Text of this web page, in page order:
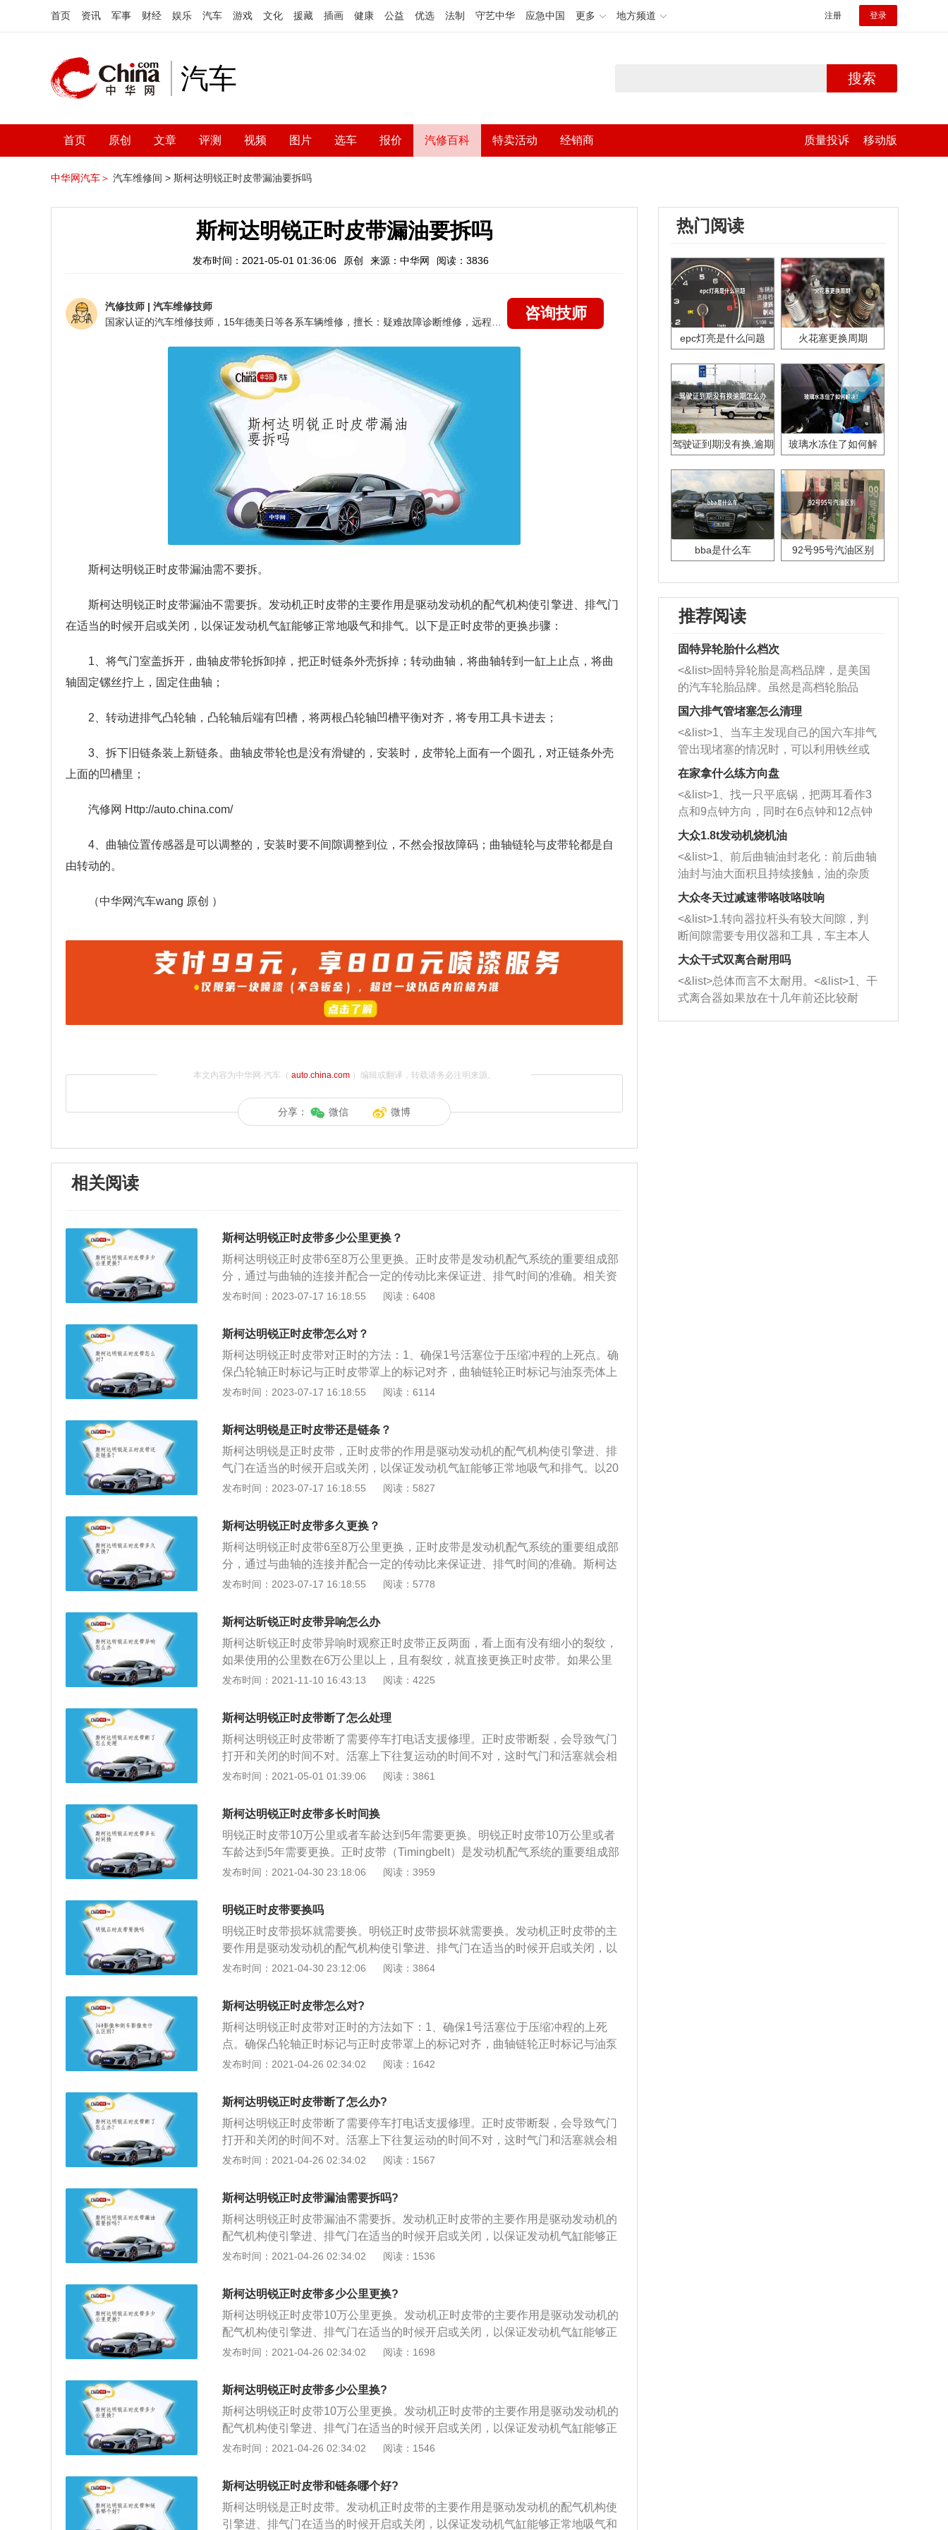
首页 资讯 军事 财经 娱乐 汽车 游戏 文化 援藏 插画 健康 公益 优选 法制 守艺中华 应急中国 更多 地方频道 注册 登录
汽车 搜索
首页 原创 文章 评测 视频 图片 选车 报价 汽修百科 特卖活动 经销商 质量投诉 移动版
中华网汽车＞ 汽车维修间 > 斯柯达明锐正时皮带漏油要拆吗
斯柯达明锐正时皮带漏油要拆吗
发布时间：2021-05-01 01:36:06 原创 来源：中华网 阅读：3836
汽修技师 | 汽车维修技师
咨询技师
斯柯达明锐正时皮带漏油需不要拆。
斯柯达明锐正时皮带漏油不需要拆。发动机正时皮带的主要作用是驱动发动机的配气机构使引擎进、排气门
在适当的时候开启或关闭，以保证发动机气缸能够正常地吸气和排气。以下是正时皮带的更换步骤：
1、将气门室盖拆开，曲轴皮带轮拆卸掉，把正时链条外壳拆掉；转动曲轴，将曲轴转到一缸上止点，将曲
轴固定镙丝拧上，固定住曲轴；
2、转动进排气凸轮轴，凸轮轴后端有凹槽，将两根凸轮轴凹槽平衡对齐，将专用工具卡进去；
3、拆下旧链条装上新链条。曲轴皮带轮也是没有滑键的，安装时，皮带轮上面有一个圆孔，对正链条外壳
上面的凹槽里；
汽修网 Http://auto.china.com/
4、曲轴位置传感器是可以调整的，安装时要不间隙调整到位，不然会报故障码；曲轴链轮与皮带轮都是自
由转动的。
（中华网汽车wang 原创 ）
本文内容为中华网·汽车（ auto.china.com）编辑或翻译，转载请务必注明来源。
分享： 微信 微博
相关阅读
斯柯达明锐正时皮带多少公里更换？
斯柯达明锐正时皮带6至8万公里更换。正时皮带是发动机配气系统的重要组成部
分，通过与曲轴的连接并配合一定的传动比来保证进、排气时间的准确。相关资
料如下：1、斯柯达明锐搭载1.5L自然吸气发动机，最大马力是113ps，最大功率
前悬架使用麦弗逊式独立悬架，后悬架使用扭力梁式非独立悬架，长宽高分别为
4675mm、1814mm、1460mm，轴距为2686mm。
发布时间：2023-07-17 16:18:55 阅读：6408
斯柯达明锐正时皮带怎么对？
斯柯达明锐正时皮带对正时的方法：1、确保1号活塞位于压缩冲程的上死点。确
保凸轮轴正时标记与正时皮带罩上的标记对齐，曲轴链轮正时标记与油泵壳体上
的标记对齐。2、将正时皮带到安装曲轴链轮上，然后经由左侧凸轮轴链轮到右
后面读出。3、松开正时皮带张紧器螺母。举升并支撑汽车。安装中间正时皮带
罩，确保曲轴传感器线束正确布线。4、顺时针转动曲轴大约2圈，直到曲轴减振
器上的黄色标记与下部正时皮带罩上的“0”标记对齐。拆下下部正时皮带罩上的塑
料检修门。拧紧正时皮带张紧器螺母到规范值。5、顺时针转动曲轴60度，直到
曲轴减振器上的白色标记与下部正时皮带罩上的“0”标记对齐。确保凸轮轴正时标
发布时间：2023-07-17 16:18:55 阅读：6114
斯柯达明锐是正时皮带还是链条？
斯柯达明锐是正时皮带，正时皮带的作用是驱动发动机的配气机构使引擎进、排
气门在适当的时候开启或关闭，以保证发动机气缸能够正常地吸气和排气。以20
20款斯柯达明锐为例，其车身尺寸是：长4675mm、宽1814mm、高1460mm，
机，最大功率是85kw，最大扭矩是200nm，与其匹配的是7挡双离合变速箱。
发布时间：2023-07-17 16:18:55 阅读：5827
斯柯达明锐正时皮带多久更换？
斯柯达明锐正时皮带6至8万公里更换，正时皮带是发动机配气系统的重要组成部
分，通过与曲轴的连接并配合一定的传动比来保证进、排气时间的准确。斯柯达
明锐搭载1.5l自然吸气发动机，最大马力是113ps，最大功率是83kw，最大扭矩
立悬架，后悬架使用扭力梁式非独立悬架，长宽高分别为4675mm、1814mm、1
460mm，轴距为2686mm。
发布时间：2023-07-17 16:18:55 阅读：5778
斯柯达昕锐正时皮带异响怎么办
斯柯达昕锐正时皮带异响时观察正时皮带正反两面，看上面有没有细小的裂纹，
如果使用的公里数在6万公里以上，且有裂纹，就直接更换正时皮带。如果公里
数很少，皮带没有开裂的现象，则调整皮带张紧轮以调紧皮带如果发现正时皮带
响声。打开正时皮带外面的盖子，露出正是皮带，往上面浇点水，如是响声消失
或减小很多，那就可以确认是正时皮带响，观察正时皮带正反两面，看上面有没
有细小的裂纹，如果使用的公里数在6万公里以上，且有裂纹，就直接更换正时
皮带。如果公里数很少，皮带没有开裂的现象，则调整皮带张紧轮以调紧皮带。
如果往皮带上淋水响声还是依旧，那就很大程度上不是皮带响。这时就应该拆下
承的，比较容易损坏发出噪声。把有问题的轮子换掉即可。
发布时间：2021-11-10 16:43:13 阅读：4225
斯柯达明锐正时皮带断了怎么处理
斯柯达明锐正时皮带断了需要停车打电话支援修理。正时皮带断裂，会导致气门
打开和关闭的时间不对。活塞上下往复运动的时间不对，这时气门和活塞就会相
互撞击，导致气门和活塞损坏。这时发动机就无法工作，就需要大修发动机了。
缆；2、拆开交流发电机的电线插头，然后从汽缸盖上拆下发动机线束，拆下汽
缸盖罩，拆下正时皮带上罩；3、逆时针转动曲轴皮带轮，检查皮带是否有裂纹
或有机油、冷却液的污渍，如有应彻底清除。检查皮带齿形有无磨损，必要时予
以更换。中华网汽车/auto.china.com
发布时间：2021-05-01 01:39:06 阅读：3861
斯柯达明锐正时皮带多长时间换
明锐正时皮带10万公里或者车龄达到5年需要更换。明锐正时皮带10万公里或者
车龄达到5年需要更换。正时皮带（Timingbelt）是发动机配气系统的重要组成部
分，通过与曲轴的连接并配合一定的传动比来保证进、排气时间的准确。正时皮
将曲轴正时齿轮记号与前盖记号对准；3、将正时皮带依次装如曲轴正时齿轮、
水泵皮带轮、惰轮、凸轮轴正时齿轮和滑轮皮带轮；汽修网Http://auto.china.co
m/4、拧松滑轮安装螺栓1/4—1/2圈，将自动张紧器推杆压缩到最低位置用钢真插
如孔内，用卡环钳调整滑轮，逆时针旋转使滑轮两调整孔与地面平行，锁紧固定
螺栓，拔出钢针；5、顺时针旋转曲轴2圈，检查正时记号是否正确对准；6、转
机皮带；8、着车检查发动机有无异常。（中华网汽车wang原创）
发布时间：2021-04-30 23:18:06 阅读：3959
明锐正时皮带要换吗
明锐正时皮带损坏就需要换。明锐正时皮带损坏就需要换。发动机正时皮带的主
要作用是驱动发动机的配气机构使引擎进、排气门在适当的时候开启或关闭，以
保证发动机气缸能够正常地吸气和排气。以下是正时皮带的更换步骤：1、将气
一缸上止点，将曲轴固定镙丝拧上，固定住曲轴；2、转动进排气凸轮轴，凸轮
轴后端有凹槽，将两根凸轮轴凹槽平衡对齐，将专用工具卡进去；3、拆下旧链
条装上新链条。曲轴皮带轮也是没有滑键的，安装时，皮带轮上面有一个圆孔，
对正链条外壳上面的凹槽里；4、曲轴位置传感器是可以调整的，安装时要不间
隙调整到位，不然会报故障码；曲轴链轮与皮带轮都是自由转动的。
发布时间：2021-04-30 23:12:06 阅读：3864
斯柯达明锐正时皮带怎么对?
斯柯达明锐正时皮带对正时的方法如下：1、确保1号活塞位于压缩冲程的上死
点。确保凸轮轴正时标记与正时皮带罩上的标记对齐，曲轴链轮正时标记与油泵
壳体上的标记对齐；2、将正时皮带到安装曲轴链轮上，然后经由左侧凸轮轴链
发动机后面读出；3、松开正时皮带张紧器螺母。举升并支撑汽车。安装中间正
时皮带罩，确保曲轴传感器线束正确布线；4、顺时针转动曲轴大约2圈，直到曲
轴减振器上的黄色标记与下部正时皮带罩上的“0”标记对齐。拆下下部正时皮带罩
上的塑料检修门。拧紧正时皮带张紧器螺母到规范值；5、顺时针转动曲轴60
度，直到曲轴减振器上的白色标记与下部正时皮带罩上的“0”标记对齐。确保凸轮
发布时间：2021-04-26 02:34:02 阅读：1642
斯柯达明锐正时皮带断了怎么办?
斯柯达明锐正时皮带断了需要停车打电话支援修理。正时皮带断裂，会导致气门
打开和关闭的时间不对。活塞上下往复运动的时间不对，这时气门和活塞就会相
互撞击，导致气门和活塞损坏。这时发动机就无法工作，就需要大修发动机了。
缆；2、拆开交流发电机的电线插头，然后从汽缸盖上拆下发动机线束，拆下汽
缸盖罩，拆下正时皮带上罩；3、逆时针转动曲轴皮带轮，检查皮带是否有裂纹
或有机油、冷却液的污渍，如有应彻底清除。检查皮带齿形有无磨损，必要时予
以更换。
发布时间：2021-04-26 02:34:02 阅读：1567
斯柯达明锐正时皮带漏油需要拆吗?
斯柯达明锐正时皮带漏油不需要拆。发动机正时皮带的主要作用是驱动发动机的
配气机构使引擎进、排气门在适当的时候开启或关闭，以保证发动机气缸能够正
常地吸气和排气。以下是正时皮带的更换步骤：1、将气门室盖拆开，曲轴皮带
定镙丝拧上，固定住曲轴；2、转动进排气凸轮轴，凸轮轴后端有凹槽，将两根
凸轮轴凹槽平衡对齐，将专用工具卡进去；3、拆下旧链条装上新链条。曲轴皮
带轮也是没有滑键的，安装时，皮带轮上面有一个圆孔，对正链条外壳上面的凹
槽里；4、曲轴位置传感器是可以调整的，安装时要不间隙调整到位，不然会报
故障码；曲轴链轮与皮带轮都是自由转动的。
发布时间：2021-04-26 02:34:02 阅读：1536
斯柯达明锐正时皮带多少公里更换?
斯柯达明锐正时皮带10万公里更换。发动机正时皮带的主要作用是驱动发动机的
配气机构使引擎进、排气门在适当的时候开启或关闭，以保证发动机气缸能够正
常地吸气和排气。以下是正时皮带的更换步骤：1、将气门室盖拆开，曲轴皮带
定镙丝拧上，固定住曲轴；2、转动进排气凸轮轴，凸轮轴后端有凹槽，将两根
凸轮轴凹槽平衡对齐，将专用工具卡进去；3、拆下旧链条装上新链条。曲轴皮
带轮也是没有滑键的，安装时，皮带轮上面有一个圆孔，对正链条外壳上面的凹
槽里；4、曲轴位置传感器是可以调整的，安装时要不间隙调整到位，不然会报
故障码；曲轴链轮与皮带轮都是自由转动的。
发布时间：2021-04-26 02:34:02 阅读：1698
斯柯达明锐正时皮带多少公里换?
斯柯达明锐正时皮带10万公里更换。发动机正时皮带的主要作用是驱动发动机的
配气机构使引擎进、排气门在适当的时候开启或关闭，以保证发动机气缸能够正
常地吸气和排气。以下是正时皮带的更换步骤：1、将气门室盖拆开，曲轴皮带
定镙丝拧上，固定住曲轴；2、转动进排气凸轮轴，凸轮轴后端有凹槽，将两根
凸轮轴凹槽平衡对齐，将专用工具卡进去；3、拆下旧链条装上新链条。曲轴皮
带轮也是没有滑键的，安装时，皮带轮上面有一个圆孔，对正链条外壳上面的凹
发布时间：2021-04-26 02:34:02 阅读：1546
斯柯达明锐正时皮带和链条哪个好?
斯柯达明锐是正时皮带。发动机正时皮带的主要作用是驱动发动机的配气机构使
引擎进、排气门在适当的时候开启或关闭，以保证发动机气缸能够正常地吸气和
热门阅读
epc灯亮是什么问题 火花塞更换周期
驾驶证到期没有换,逾期
玻璃水冻住了如何解
bba是什么车 92号95号汽油区别
推荐阅读
固特异轮胎什么档次
<&list>固特异轮胎是高档品牌，是美国
的汽车轮胎品牌。虽然是高档轮胎品
牌，但是中高低端的轮胎都有生产，这
也是为了更好的开拓市场。
国六排气管堵塞怎么清理
<&list>1、当车主发现自己的国六车排气
管出现堵塞的情况时，可以利用铁丝或
者是细棍，直接将杂物给取出来，如果
堵塞情况比较严重，也可以采取应急措
施。 <&list>2、直接利用木棍将所有的
杂物推到排气管里面的位置处，然后将
三元催化器拆解开，就可以将堵塞的东
西取出来。但如果是因为积碳过多引起
的堵塞，就需要将三元催化器泡在草酸
洗剂对堵塞的情况得到解决，将清洗剂
放在燃油箱中，与燃油混合后，车辆启
动时，就可以和汽油一起进入到燃烧
室，最后形成废气排出，就可以让三元
催化器得到清洗，排气管堵塞的情况就
能够得到解决。
在家拿什么练方向盘
<&list>1、找一只平底锅，把两耳看作3
点和9点钟方向，同时在6点钟和12点钟
方向做一个标记。 <&list>2、双手握住
一圈半的练习，往右同样也要打相同的
圈数。 <&list>3、最后强调要反复练
习，这样就可以形成肌肉记忆，在真实
驾驶车辆时，不需要记忆也能打好方
向。
大众1.8t发动机烧机油
<&list>1、前后曲轴油封老化：前后曲轴
油封与油大面积且持续接触，油的杂质
和发动机内持续温度变化使其密封效果
逐渐减弱，导致渗油或漏油。<&list>2、
活塞间隙过大：积碳会使活塞环与缸体
的间隙扩大，导致机油流入燃烧室中，
造成烧机油。<&list>3、机油粘度。使用
机油粘度过小的话，同样会有烧机油现
象，机油粘度过小具有很好的流动性，
大众冬天过减速带咯吱咯吱响
<&list>1.转向器拉杆头有较大间隙，判
断间隙需要专用仪器和工具，车主本人
无法制作，需要将车辆送到修理厂或4s
店；<&list>2.车辆半轴套管防尘罩破
裂，破裂后会出现漏油现象，使半轴磨
损严重，磨损的半轴容易损坏，产生异
响；<&list>3.稳定器的转向胶套和球头
大众干式双离合耐用吗
<&list>总体而言不太耐用。<&list>1、干
式离合器如果放在十几年前还比较耐